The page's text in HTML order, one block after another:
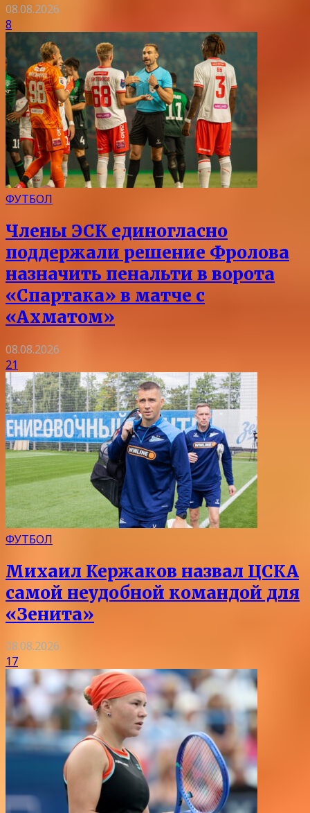
08.08.2026
8
ФУТБОЛ
Члены ЭСК единогласно
поддержали решение Фролова
назначить пенальти в ворота
«Спартака» в матче с
«Ахматом»
08.08.2026
21
ФУТБОЛ
Михаил Кержаков назвал ЦСКА
самой неудобной командой для
«Зенита»
08.08.2026
17